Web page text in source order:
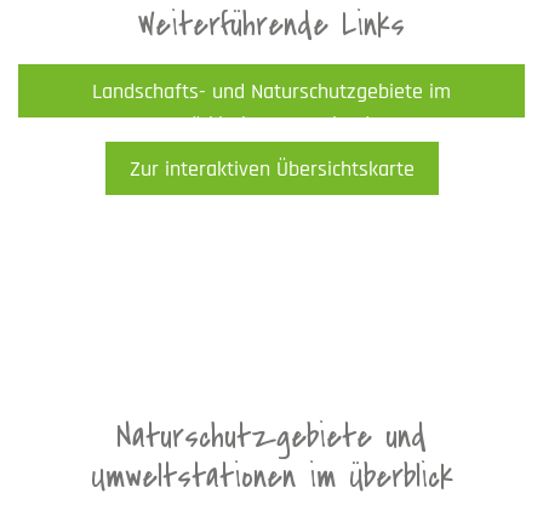
Weiterführende Links
Landschafts- und Naturschutzgebiete im
Märkischen Sauerland
Zur interaktiven Übersichtskarte
Naturschutzgebiete und
Umweltstationen im Überblick